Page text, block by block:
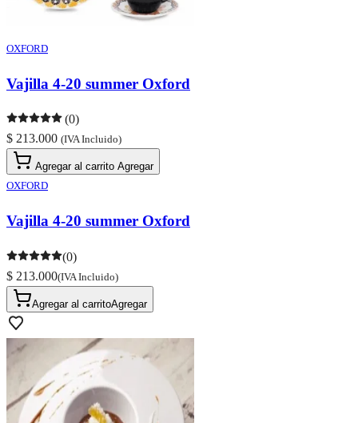
OXFORD
Vajilla 4-20 summer Oxford
(0)
$ 213.000 (IVA Incluido)
Agregar al carrito Agregar
OXFORD
Vajilla 4-20 summer Oxford
(0)
$ 213.000(IVA Incluido)
Agregar al carritoAgregar